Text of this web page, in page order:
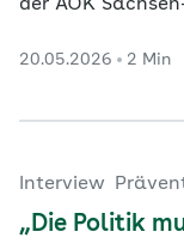
der AOK
20.05.2026 2 Min
Interview
„Die Politik